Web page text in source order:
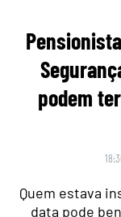
podem
Quem estava
data pode